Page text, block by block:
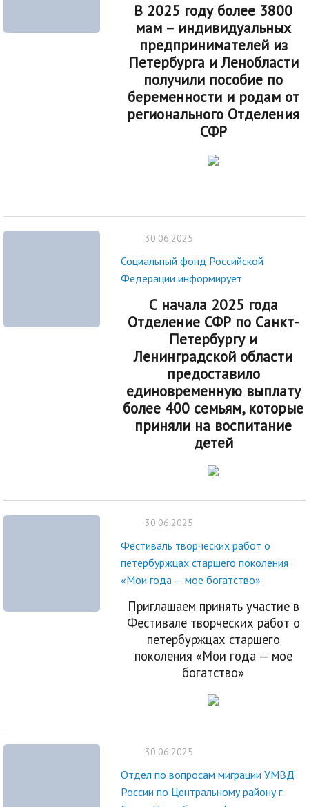
В 2025 году более 3800
мам – индивидуальных
предпринимателей из
Петербурга и Ленобласти
получили пособие по
беременности и родам от
регионального Отделения
СФР
30.06.2025
Социальный фонд Российской
Федерации информирует
С начала 2025 года
Отделение СФР по Санкт-
Петербургу и
Ленинградской области
предоставило
единовременную выплату
более 400 семьям, которые
приняли на воспитание
детей
30.06.2025
Фестиваль творческих работ о
петербуржцах старшего поколения
«Мои года — мое богатство»
Приглашаем принять участие в
Фестивале творческих работ о
петербуржцах старшего
поколения «Мои года — мое
богатство»
30.06.2025
Отдел по вопросам миграции УМВД
России по Центральному району г.